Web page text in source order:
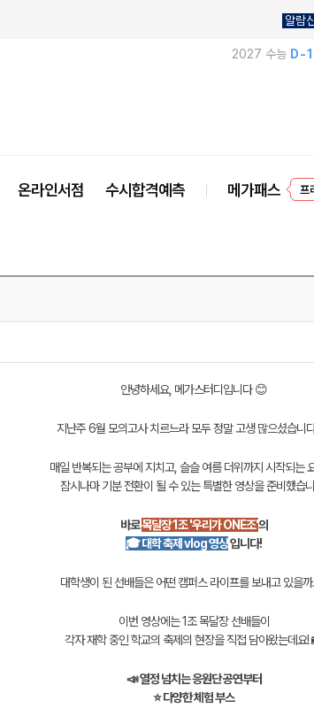
알람
2027 수능 D-
온라인서점 수시합격예측 메가패스
프
안녕하세요, 메가스터디입니다 😊
지난주 6월 모의고사 치르느라 모두 정말 고생 많으셨습니
매일 반복되는 공부에 지치고, 슬슬 여름 더위까지 시작되는
잠시나마 기분 전환이 될 수 있는 특별한 영상을 준비했습
바로목달장 1조 '우리가 ONE조'의
🎓 대학 축제 vlog 영상입니다!
대학생이 된 선배들은 어떤 캠퍼스 라이프를 보내고 있을
이번 영상에는 1조 목달장 선배들이
각자 재학 중인 학교의 축제의 현장을 직접 담아왔는데요!
📣 열정 넘치는 응원단 공연부터
⭐ 다양한 체험 부스